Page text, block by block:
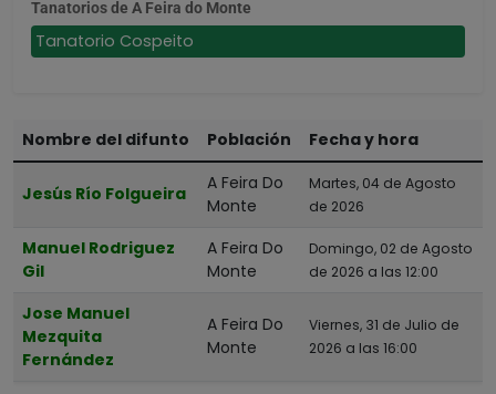
Tanatorios de A Feira do Monte
Tanatorio Cospeito
Nombre del difunto Población Fecha y hora
Jesús Río Folgueira
A Feira Do
Monte
Martes, 04 de Agosto
de 2026
Manuel Rodriguez
Gil
A Feira Do
Monte
Domingo, 02 de Agosto
de 2026 a las 12:00
Jose Manuel
Mezquita
Fernández
A Feira Do
Monte
Viernes, 31 de Julio de
2026 a las 16:00